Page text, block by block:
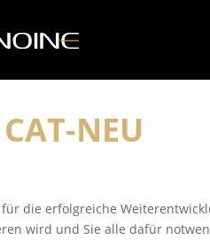
NEU
die erfolgreiche
wird und Sie alle dafür